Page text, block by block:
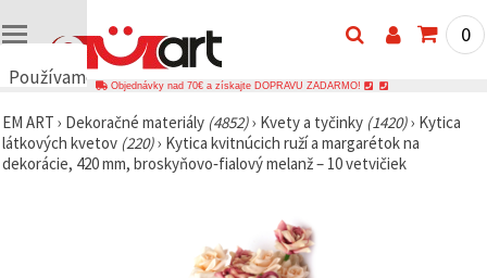
Používame
🍪
Používame
cookies a
0
Objednávky nad 70€ a získajte DOPRAVU ZADARMO!
EM ART › Dekoračné materiály (4852)› Kvety a tyčinky (1420)› Kytica
látkových kvetov (220)› Kytica kvitnúcich ruží a margarétok na
dekorácie, 420 mm, broskyňovo‑fialový melanž – 10 vetvičiek